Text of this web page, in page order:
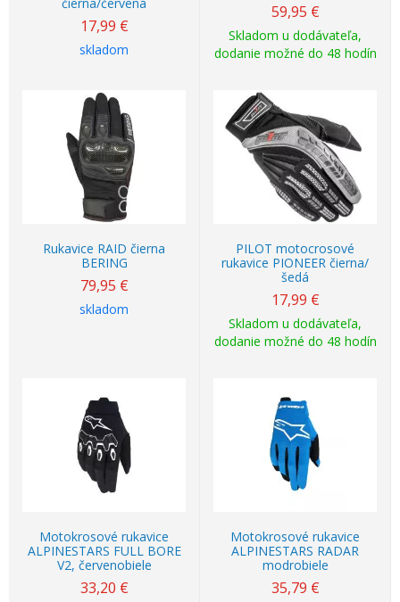
17,99 €
skladom
59,95 €
Skladom u dodávateľa,
dodanie možné do 48 hodín
Rukavice RAID čierna
BERING
79,95 €
skladom
PILOT motocrosové
rukavice PIONEER čierna/
šedá
17,99 €
Skladom u dodávateľa,
dodanie možné do 48 hodín
Motokrosové rukavice
ALPINESTARS FULL BORE
V2, červenobiele
33,20 €
Motokrosové rukavice
ALPINESTARS RADAR
modrobiele
35,79 €